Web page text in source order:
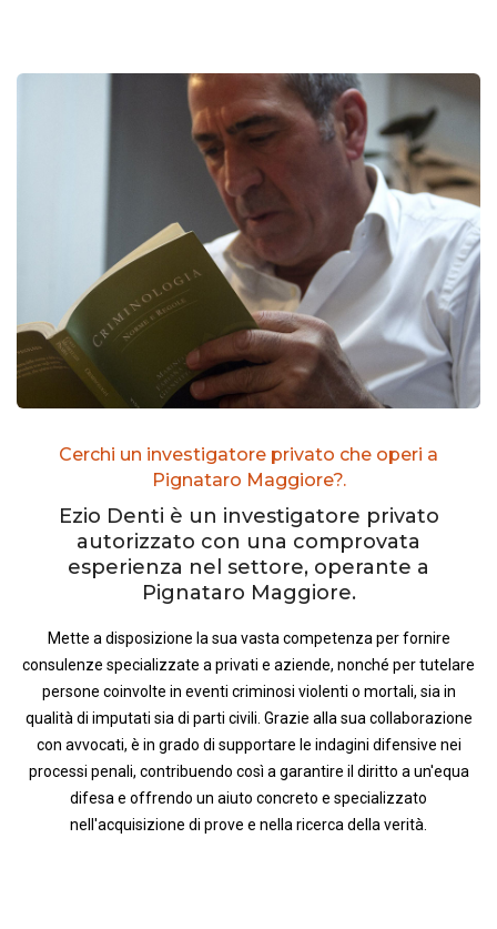
Cerchi un investigatore privato che operi a
Pignataro Maggiore?.
Ezio Denti è un investigatore privato
autorizzato con una comprovata
esperienza nel settore, operante a
Pignataro Maggiore.
Mette a disposizione la sua vasta competenza per fornire
consulenze specializzate a privati e aziende, nonché per tutelare
persone coinvolte in eventi criminosi violenti o mortali, sia in
qualità di imputati sia di parti civili. Grazie alla sua collaborazione
con avvocati, è in grado di supportare le indagini difensive nei
processi penali, contribuendo così a garantire il diritto a un'equa
difesa e offrendo un aiuto concreto e specializzato
nell'acquisizione di prove e nella ricerca della verità.